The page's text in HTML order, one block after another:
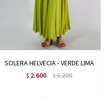
SOLERA HELVECIA - VERDE LIMA
$ 2.600 $5.200